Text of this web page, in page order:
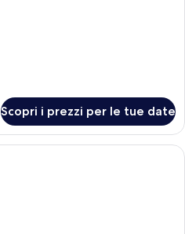
Scopri i prezzi per le tue date